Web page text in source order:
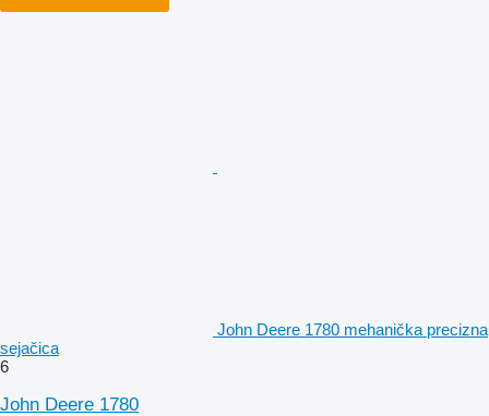
John Deere 1780 mehanička precizna
sejačica
6
John Deere 1780